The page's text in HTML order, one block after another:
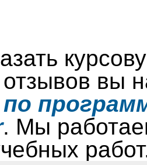
отзывов вы
. Мы